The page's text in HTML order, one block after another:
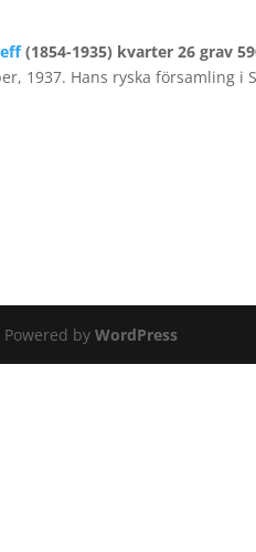
(1854-1935) kvarter 26 grav
1937. Hans ryska församling
Powered byWordPress